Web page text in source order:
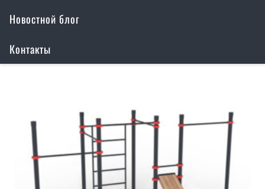
Новостной блог
Контакты